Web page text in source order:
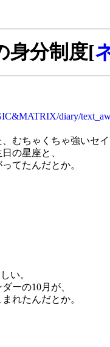
身分制度[
diary/
むちゃくちゃ強いセイ
の星座と、
てたんだとか。
い。
ーの10月が、
れたんだとか。